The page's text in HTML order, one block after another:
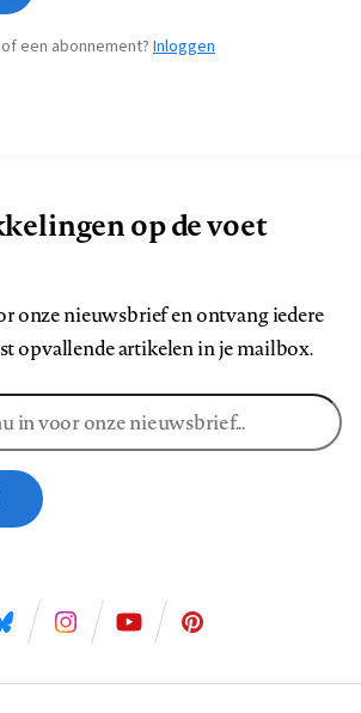
een abonnement? Inloggen
op de voet
onze nieuwsbrief en ontvang iedere
opvallende artikelen in je mailbox.
ons
ons
ons